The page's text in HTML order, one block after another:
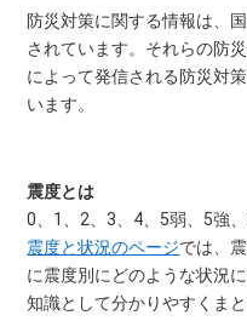
防災対策に関する情報は、
されています。それらの防
によって発信される防災対
います。
震度とは
0、1、2、3、4、5弱、5強
震度と状況のページでは、
に震度別にどのような状況
知識として分かりやすくまと